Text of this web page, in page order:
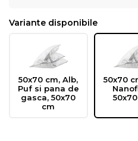
Variante disponibile
50x70 cm, Alb,
Puf si pana de
gasca, 50x70
cm
50x70